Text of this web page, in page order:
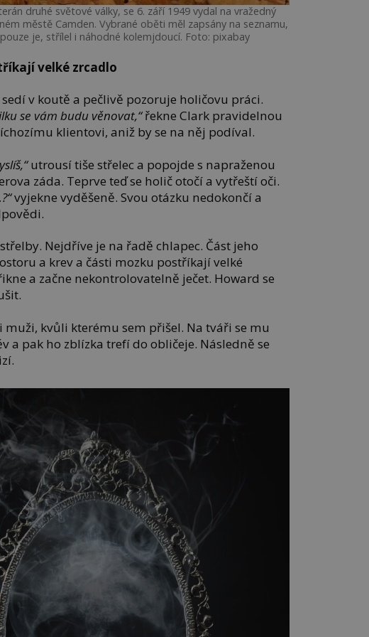
druhé světové války, se 6. září 1949 vydal na vražedný
městě Camden. Vybrané oběti měl zapsány na seznamu,
je, střílel i náhodné kolemjdoucí. Foto: pixabay
velké zrcadlo
v koutě a pečlivě pozoruje holičovu práci.
se vám budu věnovat,“řekne Clark pravidelnou
klientovi, aniž by se na něj podíval.
utrousí tiše střelec a popojde s napraženou
záda. Teprve teď se holič otočí a vytřeští oči.
vyjekne vyděšeně. Svou otázku nedokončí a
Nejdříve je na řadě chlapec. Část jeho
a krev a části mozku postříkají velké
a začne nekontrolovatelně ječet. Howard se
kvůli kterému sem přišel. Na tváři se mu
a pak ho zblízka trefí do obličeje. Následně se